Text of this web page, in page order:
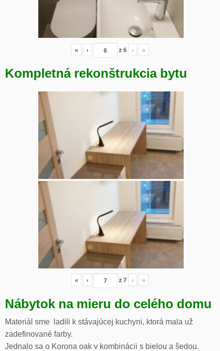
« ‹ z6 › »
Kompletná rekonštrukcia bytu
« ‹ z7 › »
Nábytok na mieru do celého domu
Materiál sme ladili k stávajúcej kuchyni, ktorá mala už
zadefinované farby.
Jednalo sa o Korona oak v kombinácii s bielou a šedou.